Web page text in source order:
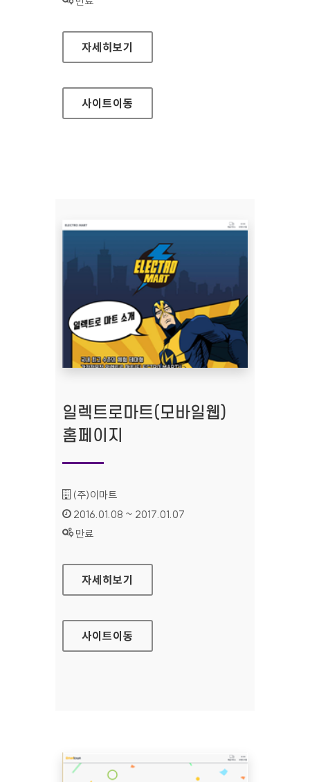
완도군청 홈페이지
자세히보기
사이트이동
일렉트로마트(모바일웹)
홈페이지
기관명 :
(주)이마트
인증기간 :
2016.01.08 ~ 2017.01.07
상태 :
만료
일렉트로마트(모바일웹) 홈페이지
자세히보기
사이트이동